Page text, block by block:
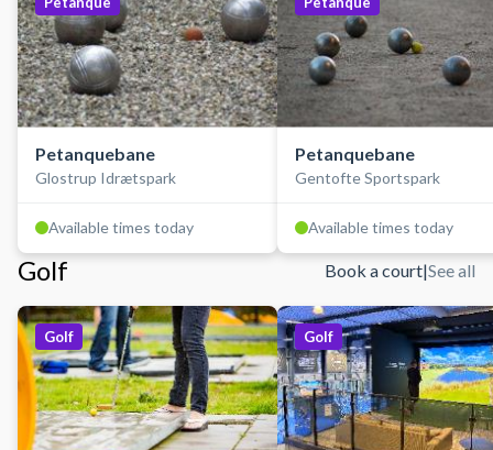
Petanquebane
Glostrup Idrætspark
Available times today
Petanquebane
Gentofte Sportspark
Available times today
Golf Book a court|See all
Golf Golf